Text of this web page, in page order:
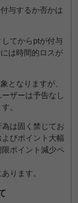
与するか否かは
てからptが付与
は時間的ロスが
となりますが、
ザーは予告なし
。
為は固く禁じてお
びポイント大幅
ポイント減少ペ
ります。